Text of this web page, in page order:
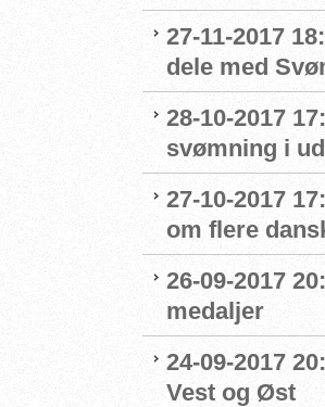
27-11-2017
dele med
28-10-2017
svømning i
27-10-2017
om flere
26-09-2017
medaljer
24-09-2017
Vest og Øst